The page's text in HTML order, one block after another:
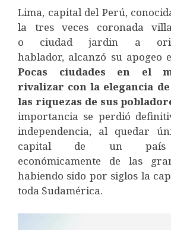
Lima, capital del Perú,
la tres veces coronada
o ciudad jardin a
hablador, alcanzó su apogeo
Pocas ciudades en el
rivalizar con la elegancia
las riquezas de sus
importancia se perdió
independencia, al quedar
capital de un país
económicamente de las
habiendo sido por siglos la
toda Sudamérica.